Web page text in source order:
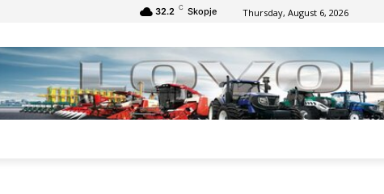
32.2 C Skopje Thursday, August 6, 2026